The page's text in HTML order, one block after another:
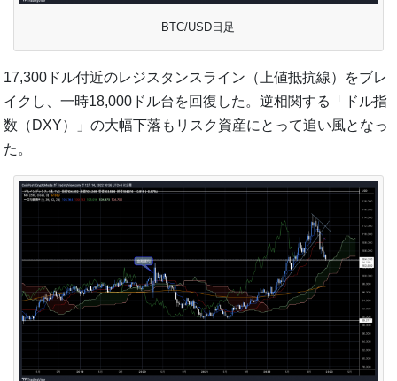
BTC/USD日足
17,300ドル付近のレジスタンスライン（上値抵抗線）をブレ
イクし、一時18,000ドル台を回復した。逆相関する「ドル指
数（DXY）」の大幅下落もリスク資産にとって追い風となっ
た。